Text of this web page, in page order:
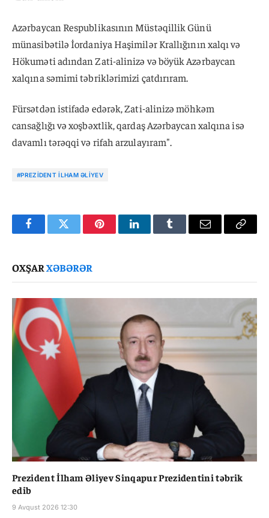
Azərbaycan Respublikasının Müstəqillik Günü
münasibətilə İordaniya Haşimilər Krallığının xalqı və
Hökuməti adından Zati-alinizə və böyük Azərbaycan
xalqına səmimi təbriklərimizi çatdırıram.
Fürsətdən istifadə edərək, Zati-alinizə möhkəm
cansağlığı və xoşbəxtlik, qardaş Azərbaycan xalqına isə
davamlı tərəqqi və rifah arzulayıram".
#PREZIDENT İLHAM ƏLIYEV
FacebookTwitter PinterestLinkedInTumblr Email
Copy
OXŞARXƏBƏRƏR
Prezident İlham Əliyev Sinqapur Prezidentini təbrik
edib
9 Avqust 2026 12:30